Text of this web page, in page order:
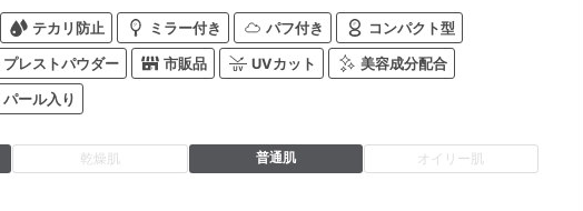
テカリ防止 ミラー付き パフ付き コンパクト型
プレストパウダー 市販品 UVカット 美容成分配合
パール入り
乾燥肌 普通肌 オイリー肌